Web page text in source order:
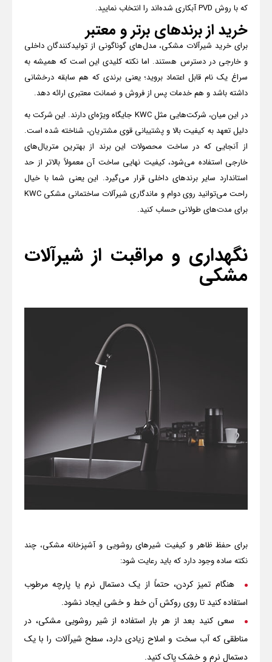
که با روش PVDآبکاری شده‌اند را انتخاب نمایید.
خرید از برندهای برتر و معتبر
برای خرید شیرآلات مشکی، مدل‌های گوناگونی از تولیدکنندگان داخلی
و خارجی در دسترس هستند. اما نکته کلیدی این است که همیشه به
سراغ یک نام قابل اعتماد بروید؛ یعنی برندی که هم سابقه درخشانی
داشته باشد و هم خدمات پس از فروش و ضمانت معتبری ارائه دهد.
در این میان، شرکت‌هایی مثلKWC جایگاه ویژه‌ای دارند. این شرکت به
دلیل تعهد به کیفیت بالا و پشتیبانی قوی مشتریان، شناخته شده است.
از آنجایی که در ساخت محصولات این برند از بهترین متریال‌های
خارجی استفاده می‌شود، کیفیت نهایی ساخت آن معمولاً بالاتر از حد
استاندارد سایر برندهای داخلی قرار می‌گیرد. این یعنی شما با خیال
راحت می‌توانید روی دوام و ماندگاری شیرآلات ساختمانی مشکی KWC
برای مدت‌های طولانی حساب کنید.
نگهداری و مراقبت از شیرآلات
مشکی
برای حفظ ظاهر و کیفیت شیرهای روشویی و آشپزخانه مشکی، چند
نکته ساده وجود دارد که باید رعایت شود:
هنگام تمیز کردن، حتماً از یک دستمال نرم یا پارچه مرطوب
استفاده کنید تا روی روکش آن خط و خشی ایجاد نشود.
سعی کنید بعد از هر بار استفاده از شیر روشویی مشکی، در
مناطقی که آب سخت و املاح زیادی دارد، سطح شیرآلات را با یک
دستمال نرم و خشک پاک کنید.